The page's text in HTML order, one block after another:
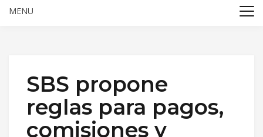
MENU
SBS propone
reglas para pagos,
comisiones y